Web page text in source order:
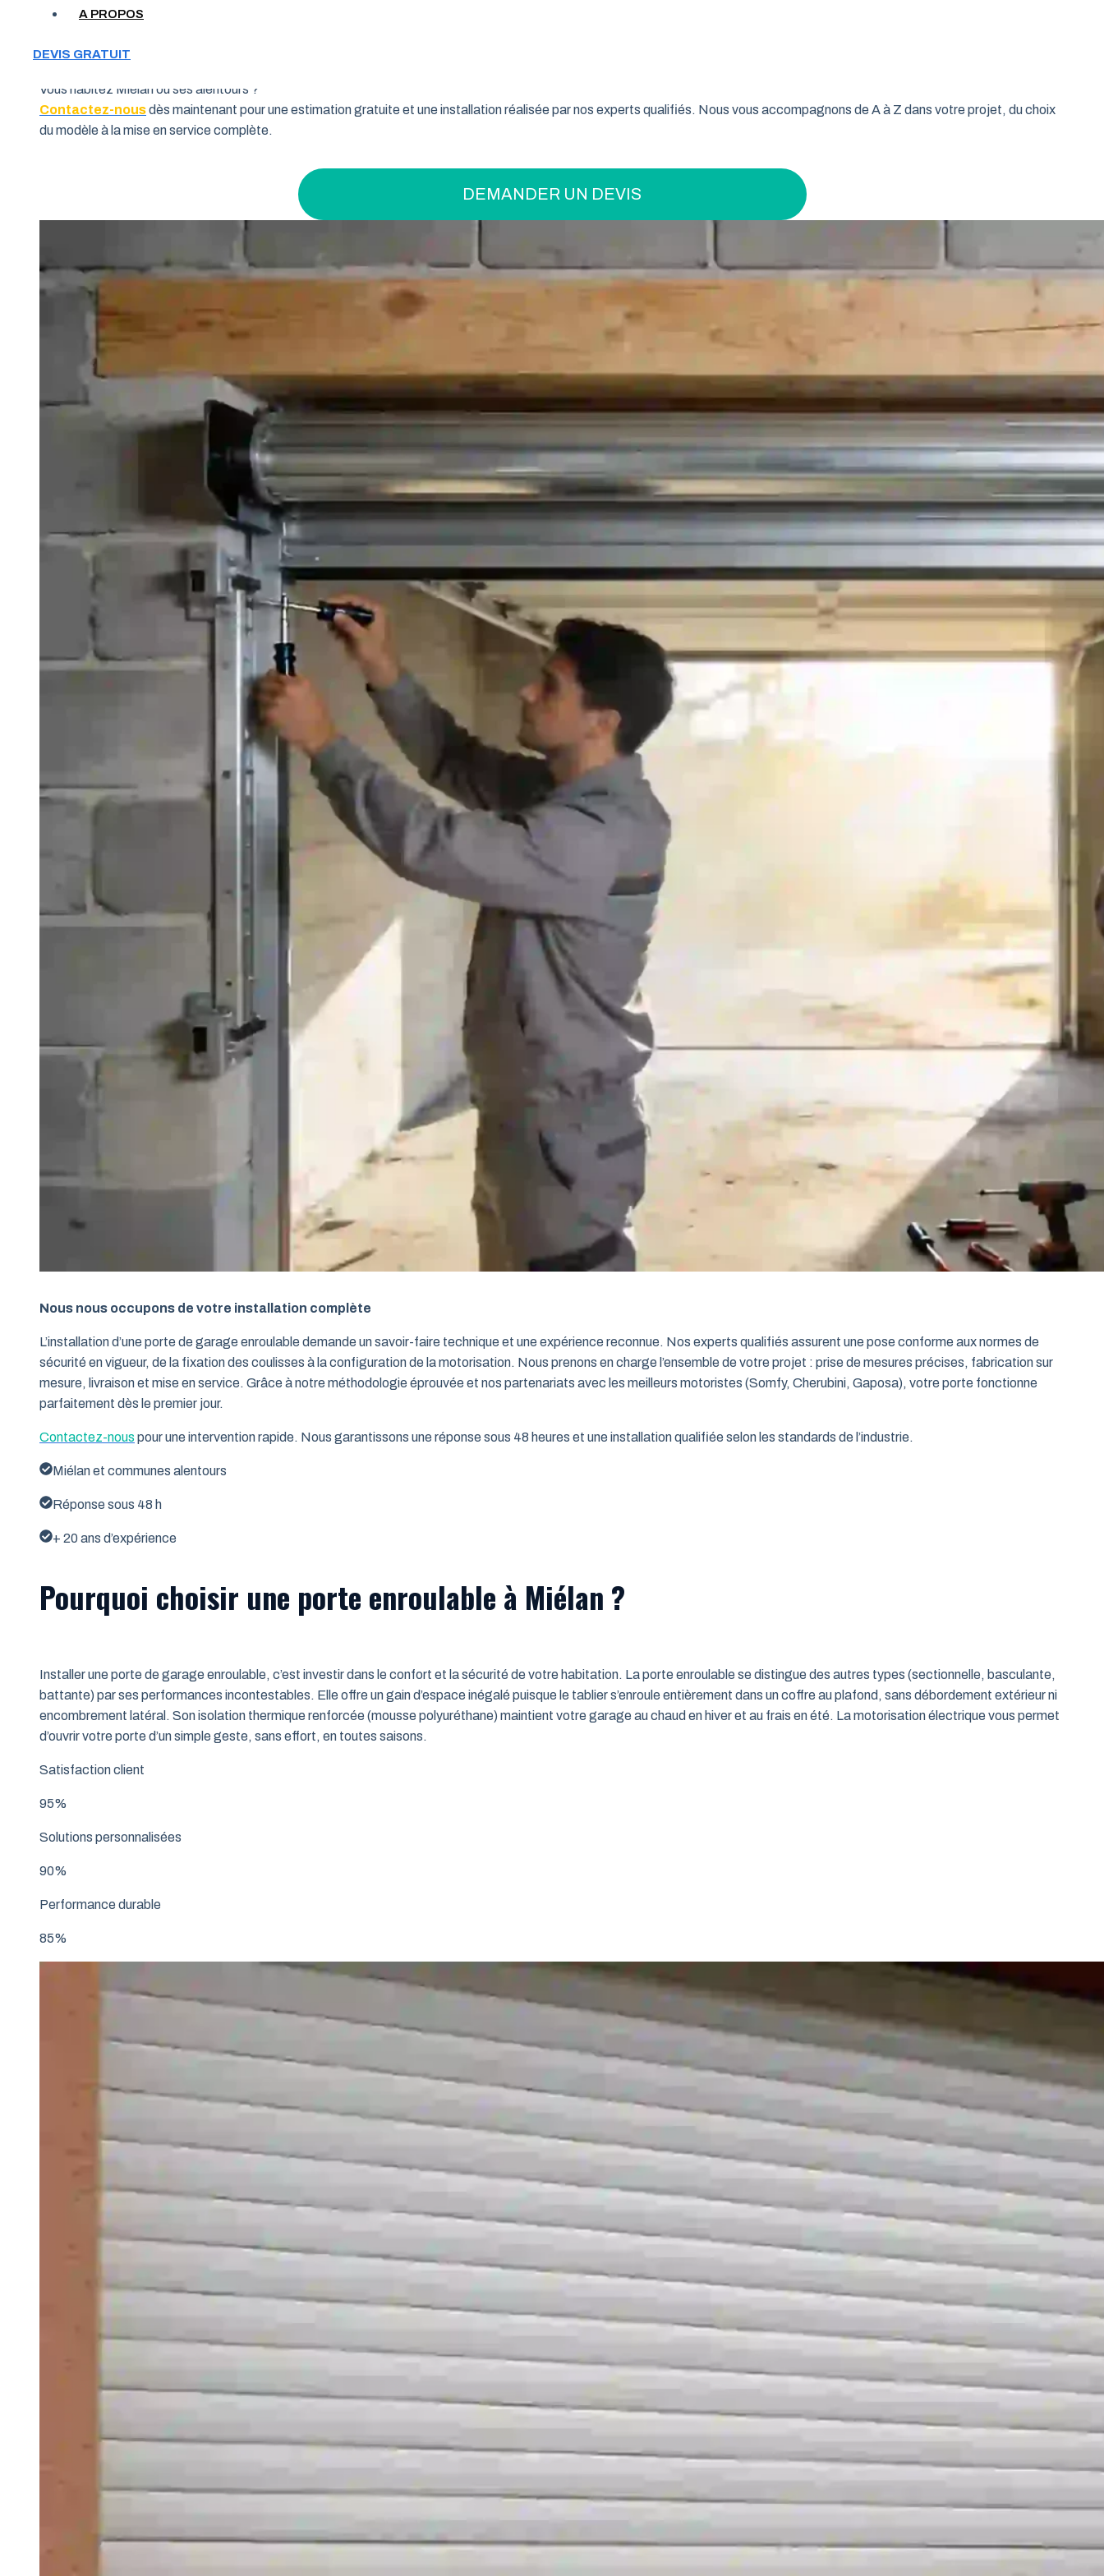
A PROPOS
DEVIS GRATUIT
Votre garage manque de place et vous cherchez une solution pratique pour optimiser votre espace ? La porte de garage enroulable est la réponse idéale pour les propriétaires qui
pourquoi de nombreux habitants de la région Occitanie font confiance à ce type de porte pour sécuriser leur garage tout en gardant un espace maximal à l’intérieur.
Vous habitez Miélan ou ses alentours ?
Contactez-nousdès maintenant pour une estimation gratuite et une installation réalisée par nos experts qualifiés. Nous vous accompagnons de A à Z dans votre projet, du choix
du modèle à la mise en service complète.
DEMANDER UN DEVIS
Nous nous occupons de votre installation complète
L’installation d’une porte de garage enroulable demande un savoir-faire technique et une expérience reconnue. Nos experts qualifiés assurent une pose conforme aux normes de
sécurité en vigueur, de la fixation des coulisses à la configuration de la motorisation. Nous prenons en charge l’ensemble de votre projet : prise de mesures précises, fabrication sur
mesure, livraison et mise en service. Grâce à notre méthodologie éprouvée et nos partenariats avec les meilleurs motoristes (Somfy, Cherubini, Gaposa), votre porte fonctionne
parfaitement dès le premier jour.
Contactez-nous pour une intervention rapide. Nous garantissons une réponse sous 48 heures et une installation qualifiée selon les standards de l’industrie.
Miélan et communes alentours
Réponse sous 48 h
+ 20 ans d’expérience
Pourquoi choisir une porte enroulable à Miélan ?
Installer une porte de garage enroulable, c’est investir dans le confort et la sécurité de votre habitation. La porte enroulable se distingue des autres types (sectionnelle, basculante,
battante) par ses performances incontestables. Elle offre un gain d’espace inégalé puisque le tablier s’enroule entièrement dans un coffre au plafond, sans débordement extérieur ni
encombrement latéral. Son isolation thermique renforcée (mousse polyuréthane) maintient votre garage au chaud en hiver et au frais en été. La motorisation électrique vous permet
d’ouvrir votre porte d’un simple geste, sans effort, en toutes saisons.
Satisfaction client
95%
Solutions personnalisées
90%
Performance durable
85%